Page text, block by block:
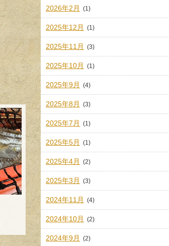
2026年2月 (1)
2025年12月 (1)
2025年11月 (3)
2025年10月 (1)
2025年9月 (4)
2025年8月 (3)
2025年7月 (1)
2025年5月 (1)
2025年4月 (2)
2025年3月 (3)
2024年11月 (4)
2024年10月 (2)
2024年9月 (2)